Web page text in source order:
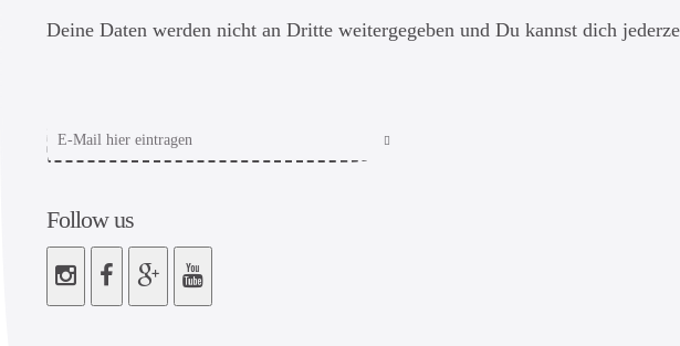
Deine Daten werden nicht an Dritte weitergegeben und Du kannst dich
Follow us